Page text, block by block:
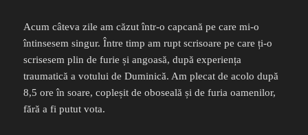
Acum câteva zile am căzut într-o capcană pe care mi-o
întinsesem singur. Între timp am rupt scrisoare pe care ți-o
scrisesem plin de furie și angoasă, după experiența
traumatică a votului de Duminică. Am plecat de acolo după
8,5 ore în soare, copleșit de oboseală și de furia oamenilor,
fără a fi putut vota.